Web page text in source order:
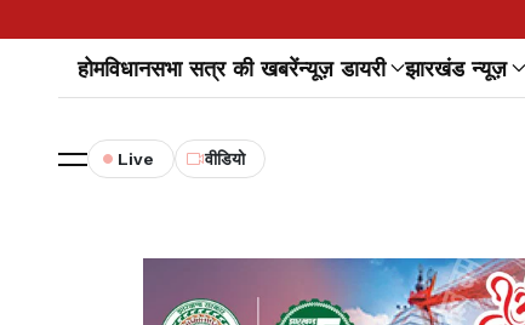
होमविधानसभा सत्र की खबरेंन्यूज़ डायरी झारखंड न्यूज़
Live वीडियो